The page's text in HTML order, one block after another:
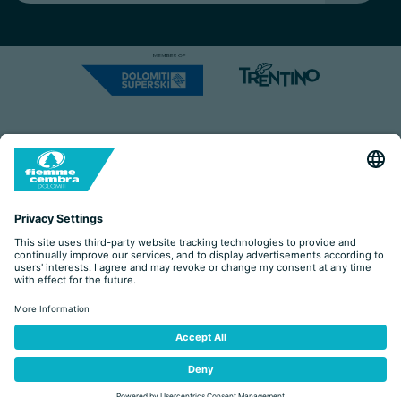
ŽÁDOST
Capitale Sociale: Euro 220.000,00 | VAT: 01901280220
COOKIES IMPRINT